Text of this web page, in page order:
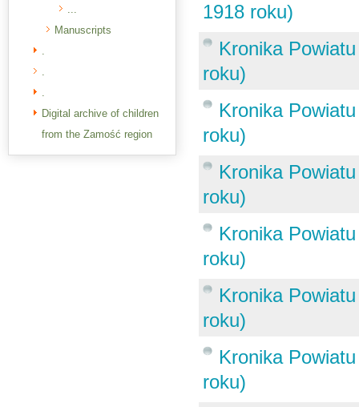
...
Manuscripts
.
.
.
Digital archive of children
from the Zamość region
1918 roku)
Kronika
roku)
Kronika
roku)
Kronika
roku)
Kronika
roku)
Kronika
roku)
Kronika
roku)